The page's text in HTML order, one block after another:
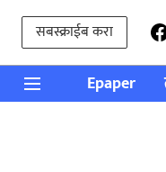
सबस्क्राईब करा
Epaper